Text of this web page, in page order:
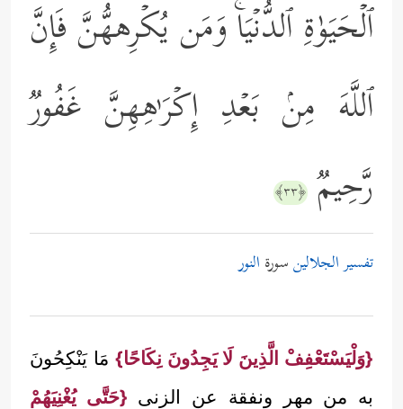
ٱلۡحَیَوٰةِ ٱلدُّنۡیَاۚ وَمَن یُكۡرِههُّنَّ فَإِنَّ
ٱللَّهَ مِنۢ بَعۡدِ إِكۡرَ ٰ⁠هِهِنَّ غَفُورࣱ
رَّحِیمࣱ ﴿٣٣﴾
تفسير الجلالينسورة النور
{وَلْيَسْتَعْفِفْ الَّذِينَ لَا يَجِدُونَ نِكَاحًا} مَا يَنْكِحُونَ
به من مهر ونفقة عن الزنى {حَتَّى يُغْنِيَهُمْ